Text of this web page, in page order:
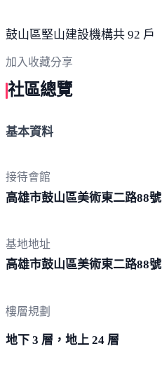
鼓山區堅山建設機構共 92 戶
加入收藏分享
社區總覽
基本資料
接待會館
高雄市鼓山區美術東二路88號
基地地址
高雄市鼓山區美術東二路88號
樓層規劃
地下 3 層，地上 24 層